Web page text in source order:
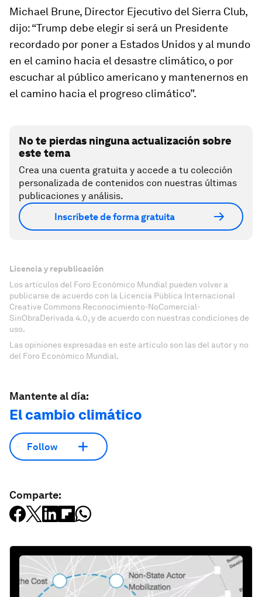
Michael Brune, Director Ejecutivo del Sierra Club,
dijo: “Trump debe elegir si será un Presidente
recordado por poner a Estados Unidos y al mundo
en el camino hacia el desastre climático, o por
escuchar al público americano y mantenernos en
el camino hacia el progreso climático”.
No te pierdas ninguna actualización sobre
este tema
Crea una cuenta gratuita y accede a tu colección
personalizada de contenidos con nuestras últimas
publicaciones y análisis.
Inscríbete de forma gratuita
Licencia y republicación
Los artículos del Foro Económico Mundial pueden volver a
publicarse de acuerdo con la Licencia Pública Internacional
Creative Commons Reconocimiento-NoComercial-
SinObraDerivada 4.0, y de acuerdo con nuestras condiciones de
uso.
Las opiniones expresadas en este artículo son las del autor y no
del Foro Económico Mundial.
Mantente al día:
El cambio climático
Follow
Comparte: